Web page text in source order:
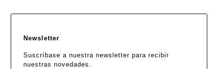
Newsletter
Suscríbase a nuestra newsletter para recibir
nuestras novedades.